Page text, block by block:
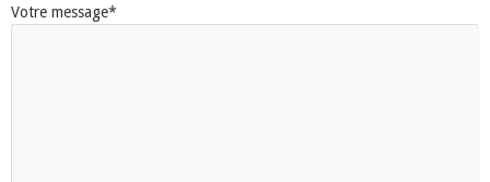
Votre message*